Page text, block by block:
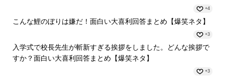
+4
こんな鯉のぼりは嫌だ！面白い大喜利回答まとめ【爆笑ネタ】
+3
入学式で校長先生が斬新すぎる挨拶をしました。どんな挨拶で
すか？面白い大喜利回答まとめ【爆笑ネタ】
+3